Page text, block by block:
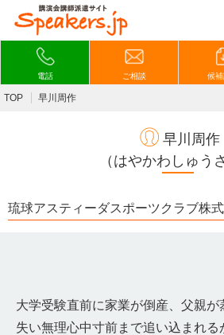
電話 ご相談 候
TOP 早川周作
早川周作
（はやかわしゅう
琉球アスティーダスポーツクラブ株
大学受験直前に家業が倒産、父親が
失い無理心中寸前まで追い込まれる